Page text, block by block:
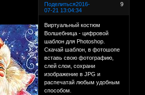
Поделиться 9
2016-
07-21 13:04:34
Виртуальный костюм
Волшебница - цифровой
шаблон для Photoshop.
Скачай шаблон, в фотошопе
вставь свою фотографию,
слей слои, сохрани
изображение в JPG и
распечатай любым удобным
способом.